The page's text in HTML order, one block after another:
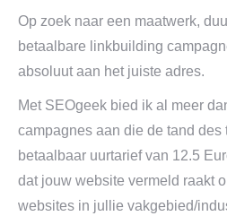
Op zoek naar een maatwerk,
betaalbare linkbuilding
absoluut aan het juiste adres.
Met SEOgeek bied ik al meer
campagnes aan die de tand des
betaalbaar uurtarief van 12.5
dat jouw website vermeld raakt
websites in jullie vakgebied/